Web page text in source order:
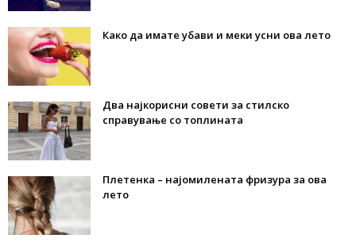
Како да имате убави и меки усни ова лето
Два најкорисни совети за стилско
справување со топлината
Плетенка – најомилената фризура за ова
лето